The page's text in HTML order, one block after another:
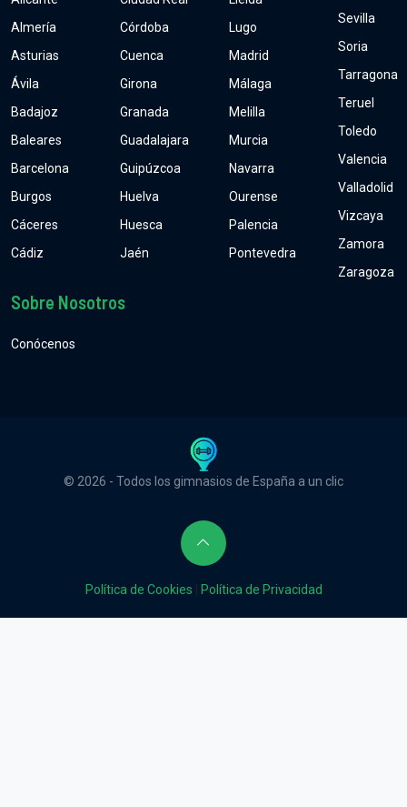
Almería
Asturias
Ávila
Badajoz
Baleares
Barcelona
Burgos
Cáceres
Cádiz
Córdoba
Cuenca
Girona
Granada
Guadalajara
Guipúzcoa
Huelva
Huesca
Jaén
Lugo
Madrid
Málaga
Melilla
Murcia
Navarra
Ourense
Palencia
Pontevedra
Sevilla
Soria
Tarragona
Teruel
Toledo
Valencia
Valladolid
Vizcaya
Zamora
Zaragoza
Sobre Nosotros
Conócenos
© 2026 - Todos los gimnasios de España a un clic
Política de Cookies Política de Privacidad